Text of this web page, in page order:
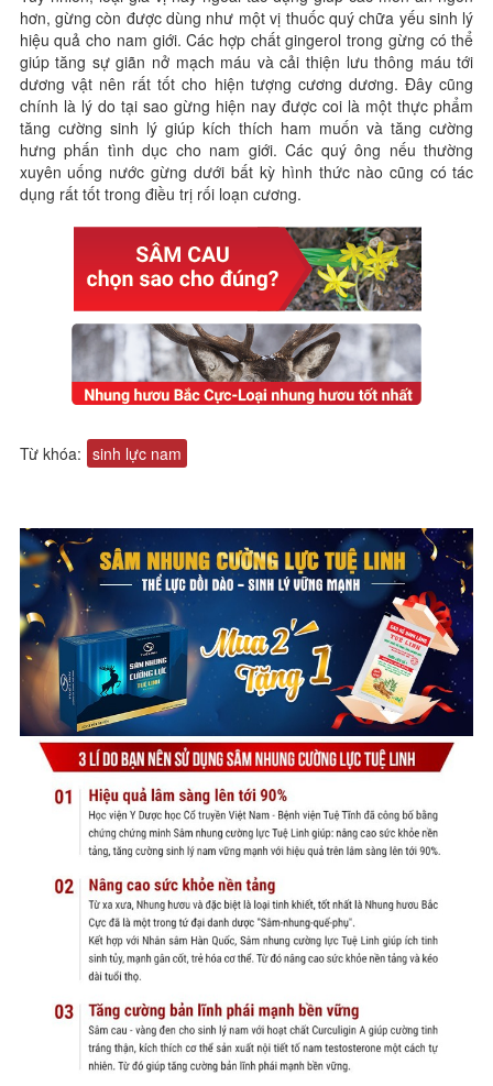
hơn, gừng còn được dùng như một vị thuốc quý chữa yếu sinh lý
hiệu quả cho nam giới. Các hợp chất gingerol trong gừng có thể
giúp tăng sự giãn nở mạch máu và cải thiện lưu thông máu tới
dương vật nên rất tốt cho hiện tượng cương dương. Đây cũng
chính là lý do tại sao gừng hiện nay được coi là một thực phẩm
tăng cường sinh lý giúp kích thích ham muốn và tăng cường
hưng phấn tình dục cho nam giới. Các quý ông nếu thường
xuyên uống nước gừng dưới bất kỳ hình thức nào cũng có tác
dụng rất tốt trong điều trị rối loạn cương.
Từ khóa: sinh lực nam